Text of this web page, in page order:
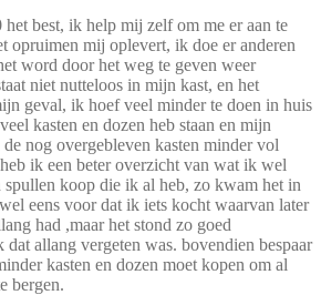
best, ik help mij zelf om me er aan te
opruimen mij oplevert, ik doe er anderen
word door het weg te geven weer
niet nutteloos in mijn kast, en het
geval, ik hoef veel minder te doen in huis
kasten en dozen heb staan en mijn
de nog overgebleven kasten minder vol
ik een beter overzicht van wat ik wel
spullen koop die ik al heb, zo kwam het in
eens voor dat ik iets kocht waarvan later
had ,maar het stond zo goed
dat allang vergeten was. bovendien bespaar
kasten en dozen moet kopen om al
bergen.